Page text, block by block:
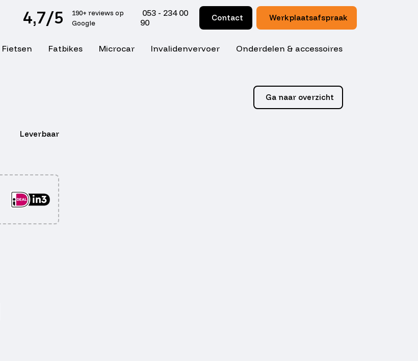
4,7/5
190+ reviews op
Google
053 - 234 00
90
Contact Werkplaatsafspraak
Fietsen Fatbikes Microcar Invalidenvervoer Onderdelen & accessoires
Ga naar overzicht
Leverbaar